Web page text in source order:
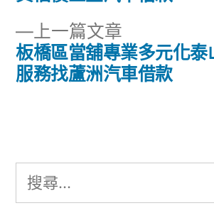
導
覽
上一篇文章
一
篇
板橋區當舖專業多元化泰
服務找蘆洲汽車借款
搜
尋